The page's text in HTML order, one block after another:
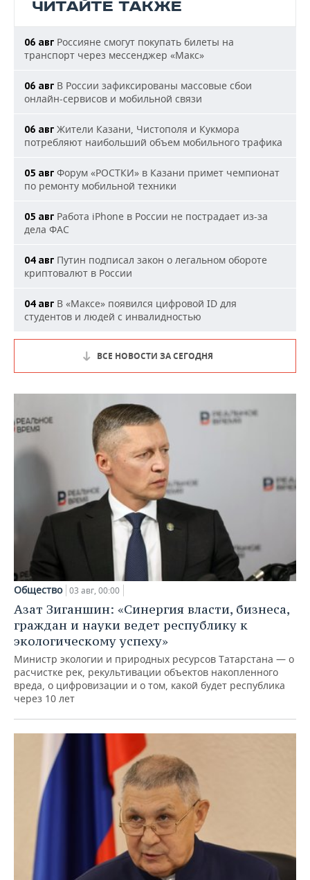
ЧИТАЙТЕ ТАКЖЕ
06 авг Россияне смогут покупать билеты на
транспорт через мессенджер «Макс»
06 авг В России зафиксированы массовые сбои
онлайн-сервисов и мобильной связи
06 авг Жители Казани, Чистополя и Кукмора
потребляют наибольший объем мобильного трафика
05 авг Форум «РОСТКИ» в Казани примет чемпионат
по ремонту мобильной техники
05 авг Работа iPhone в России не пострадает из-за
дела ФАС
04 авг Путин подписал закон о легальном обороте
криптовалют в России
04 авг В «Максе» появился цифровой ID для
студентов и людей с инвалидностью
ВСЕ НОВОСТИ ЗА СЕГОДНЯ
Общество 03 авг, 00:00
Азат Зиганшин: «Синергия власти, бизнеса,
граждан и науки ведет республику к
экологическому успеху»
Министр экологии и природных ресурсов Татарстана — о
расчистке рек, рекультивации объектов накопленного
вреда, о цифровизации и о том, какой будет республика
через 10 лет